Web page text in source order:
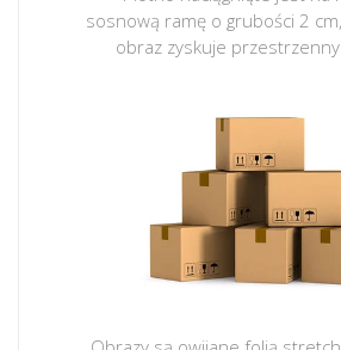
sosnową ramę o grubości 2
obraz zyskuje przestrzenny